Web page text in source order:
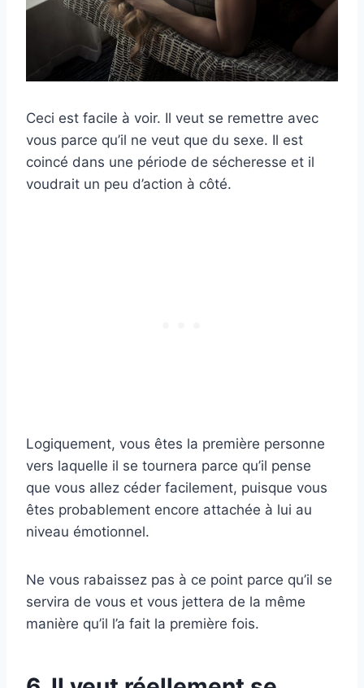
Ceci est facile à voir. Il veut se remettre avec
vous parce qu’il ne veut que du sexe. Il est
coincé dans une période de sécheresse et il
voudrait un peu d’action à côté.
Logiquement, vous êtes la première personne
vers laquelle il se tournera parce qu’il pense
que vous allez céder facilement, puisque vous
êtes probablement encore attachée à lui au
niveau émotionnel.
Ne vous rabaissez pas à ce point parce qu’il se
servira de vous et vous jettera de la même
manière qu’il l’a fait la première fois.